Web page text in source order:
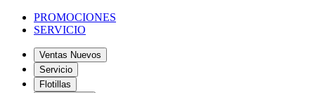
PROMOCIONES
SERVICIO
Ventas Nuevos
Servicio
Flotillas